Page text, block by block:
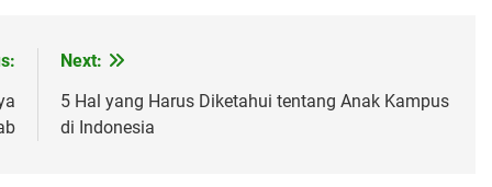
Next:
5 Hal yang Harus Diketahui tentang Anak Kampus
di Indonesia